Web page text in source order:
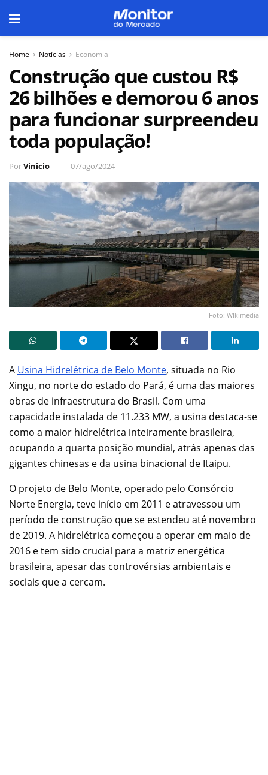
Home Notícias Economia
Construção que custou R$
26 bilhões e demorou 6 anos
para funcionar surpreendeu
toda população!
PorVinicio 07/ago/2024
Foto: WIkimedia
A Usina Hidrelétrica de Belo Monte, situada no Rio
Xingu, no norte do estado do Pará, é uma das maiores
obras de infraestrutura do Brasil. Com uma
capacidade instalada de 11.233 MW, a usina destaca-se
como a maior hidrelétrica inteiramente brasileira,
ocupando a quarta posição mundial, atrás apenas das
gigantes chinesas e da usina binacional de Itaipu.
O projeto de Belo Monte, operado pelo Consórcio
Norte Energia, teve início em 2011 e atravessou um
período de construção que se estendeu até novembro
de 2019. A hidrelétrica começou a operar em maio de
2016 e tem sido crucial para a matriz energética
brasileira, apesar das controvérsias ambientais e
sociais que a cercam.